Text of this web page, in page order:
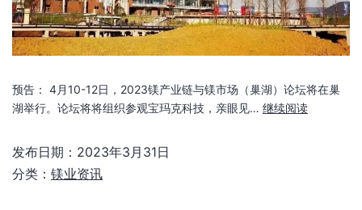
预告： 4月10-12日，2023镁产业链与镁市场（巢湖）论坛将在巢
湖举行。论坛将将组织参观宝玛克科技，亲眼见… 继续阅读
发布日期： 2023年3月31日
分类： 镁业资讯